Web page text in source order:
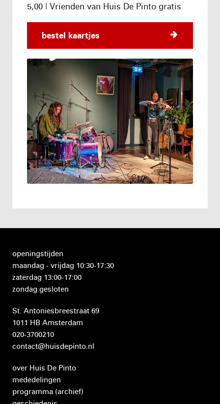
5,00 | Vrienden van Huis De Pinto gratis
bestel kaartjes
openingstijden
maandag - vrijdag 10:30-17:30
zaterdag 13:00-17:00
zondag gesloten
St. Antoniesbreestraat 69
1011 HB Amsterdam
020-3700210
contact@huisdepinto.nl
over Huis De Pinto
mededelingen
programma (archief)